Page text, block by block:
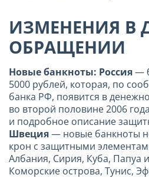
ИЗМЕНЕНИЯ В
ОБРАЩЕНИИ
Новые банкноты: Россия—
5000 рублей, которая, по
банка РФ, появится в
во второй половине 2006
и подробное описание
Швеция— новые банкноты
крон с защитными
Албания, Сирия, Куба, Папуа
Коморские острова, Тунис,